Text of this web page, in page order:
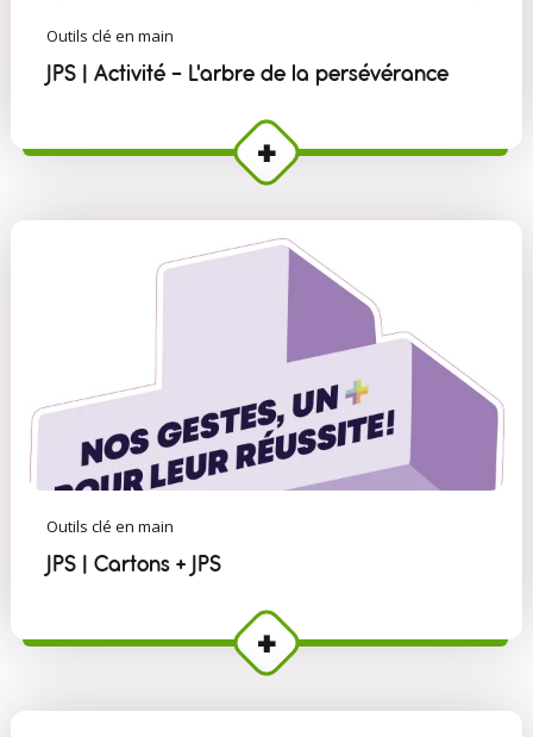
Outils clé en main
JPS | Activité - L'arbre de la persévérance
Outils clé en main
JPS | Cartons + JPS